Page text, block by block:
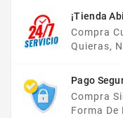
¡Tienda
Compra
Quieras,
Pago
Compra
Forma De